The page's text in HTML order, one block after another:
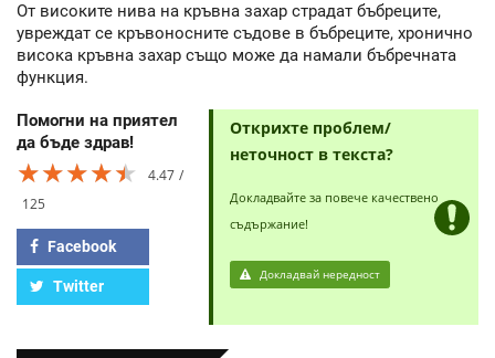
От високите нива на кръвна захар страдат бъбреците,
увреждат се кръвоносните съдове в бъбреците, хронично
висока кръвна захар също може да намали бъбречната
функция.
Помогни на приятел
да бъде здрав!
★★★★★
★★★★★
★★★★★
4.47
125
Facebook
Twitter
Открихте проблем/
неточност в текста?
Докладвайте за повече качествено
съдържание!
Докладвай нередност